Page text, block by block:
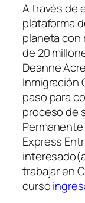
A través de
plataforma
planeta con
de 20
Deanne
Inmigración
paso para
proceso de
Express
trabajar en
curso